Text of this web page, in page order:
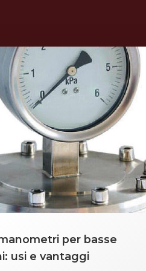
per basse
usi e vantaggi